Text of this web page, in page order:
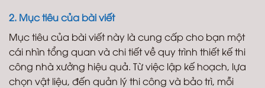
2. Mục tiêu của bài viết
Mục tiêu của bài viết này là cung cấp cho bạn một
cái nhìn tổng quan và chi tiết về quy trình thiết kế thi
công nhà xưởng hiệu quả. Từ việc lập kế hoạch, lựa
chọn vật liệu, đến quản lý thi công và bảo trì, mỗi